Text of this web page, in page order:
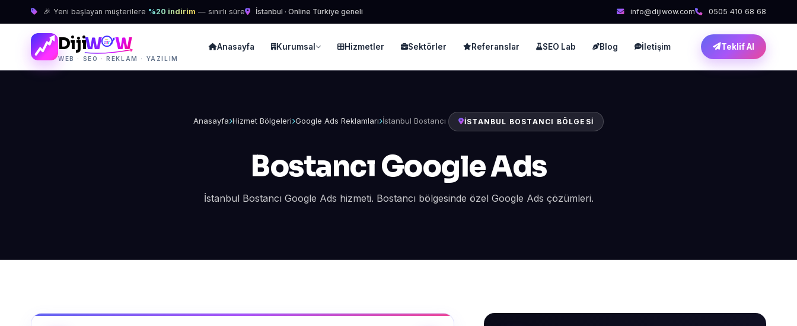
🎉 Yeni başlayan müşterilere %20 indirim — sınırlı süre İstanbul · Online Türkiye geneli info@dijiwow.com 0505 410 68 68
DijiW W
WEB · SEO · REKLAM · YAZILIM
Anasayfa Kurumsal Hizmetler Sektörler Referanslar SEO Lab Blog İletişim Teklif Al
Anasayfa Hizmet Bölgeleri Google Ads Reklamları İstanbul Bostancı İSTANBUL BOSTANCI BÖLGESI
Bostancı Google Ads
İstanbul Bostancı Google Ads hizmeti. Bostancı bölgesinde özel Google Ads çözümleri.